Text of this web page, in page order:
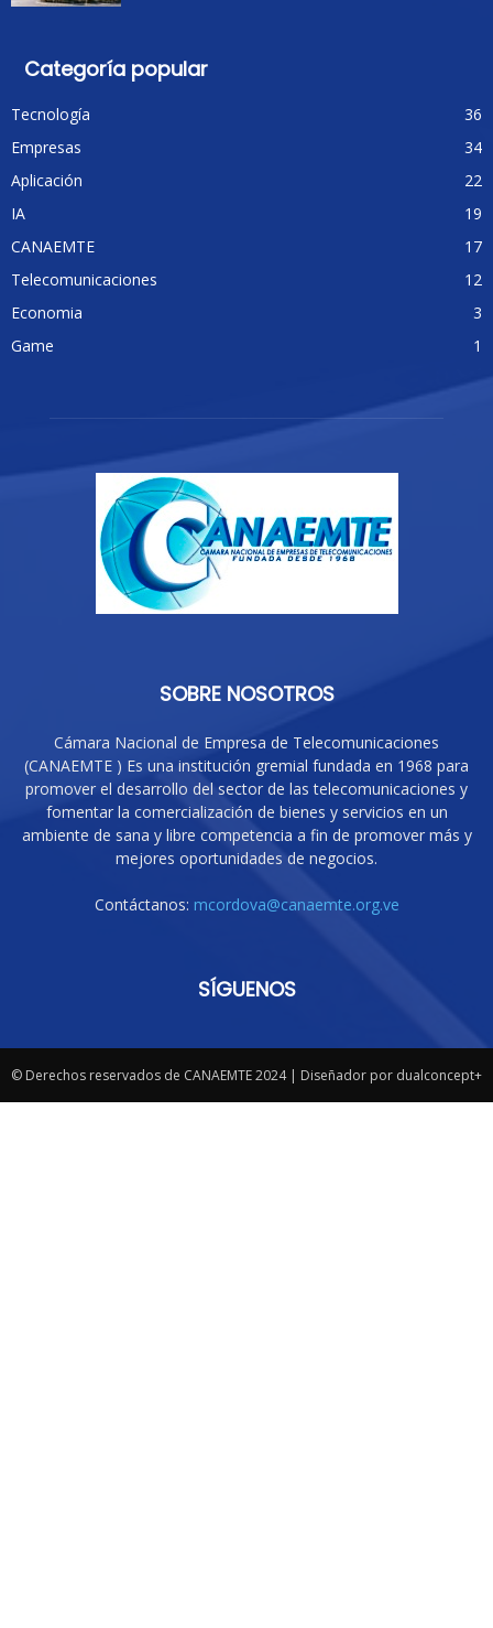
Categoría popular
Tecnología
36
Empresas
34
Aplicación
22
IA
19
CANAEMTE
17
Telecomunicaciones
12
Economia
3
Game
1
SOBRE NOSOTROS
Cámara Nacional de Empresa de Telecomunicaciones
(CANAEMTE ) Es una institución gremial fundada en 1968 para
promover el desarrollo del sector de las telecomunicaciones y
fomentar la comercialización de bienes y servicios en un
ambiente de sana y libre competencia a fin de promover más y
mejores oportunidades de negocios.
Contáctanos: mcordova@canaemte.org.ve
SÍGUENOS
© Derechos reservados de CANAEMTE 2024 | Diseñador por dualconcept+